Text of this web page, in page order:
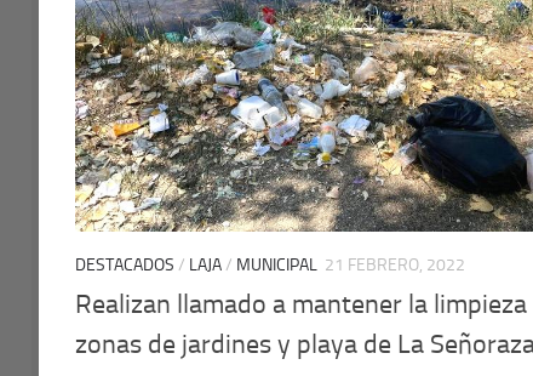
DESTACADOS / LAJA/ MUNICIPAL 21 FEBRERO, 2022
Realizan llamado a mantener la limpieza
zonas de jardines y playa de La